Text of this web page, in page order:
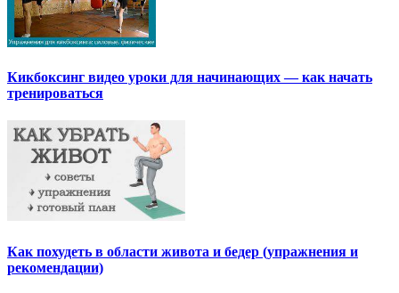
Кикбоксинг видео уроки для начинающих — как начать
тренироваться
Как похудеть в области живота и бедер (упражнения и
рекомендации)